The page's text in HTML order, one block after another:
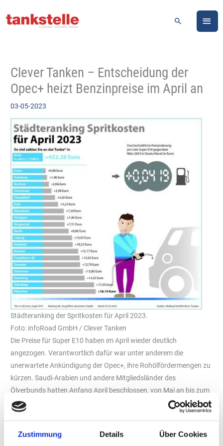
Zustimmung Details Über Cookies
Inhalt
Suchen
Clever Tanken – Entscheidung der
Opec+ heizt Benzinpreise im April an
03-05-2023
Städteranking der Spritkosten für April 2023.
Foto: infoRoad GmbH / Clever Tanken
Die Preise für Super E10 haben im April wieder deutlich
angezogen. Verantwortlich dafür war unter anderem die
unerwartete Ankündigung der Opec+, ihre Rohölfördermengen zu
kürzen. Saudi-Arabien und andere Mitgliedsländer des
Ölverbunds hatten Anfang April beschlossen, von Mai an bis zum
Jahresende bis zu einer Million Barrel pro Tag weniger Rohöl zu
fördern. Ab Juli soll die Kürzung sogar mehr als 1,5 Millionen
Drosselung des Kooperationspartners Russland hinzukommt.